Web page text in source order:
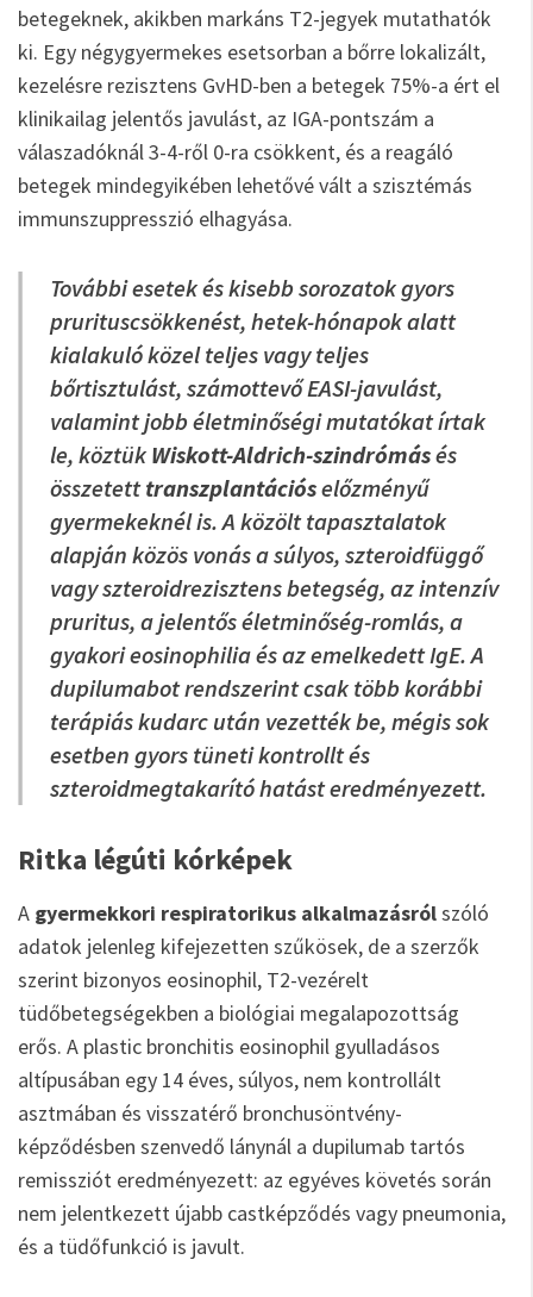
betegeknek, akikben markáns T2-jegyek mutathatók
ki. Egy négygyermekes esetsorban a bőrre lokalizált,
kezelésre rezisztens GvHD-ben a betegek 75%-a ért el
klinikailag jelentős javulást, az IGA-pontszám a
válaszadóknál 3-4-ről 0-ra csökkent, és a reagáló
betegek mindegyikében lehetővé vált a szisztémás
immunszuppresszió elhagyása.
További esetek és kisebb sorozatok gyors
prurituscsökkenést, hetek-hónapok alatt
kialakuló közel teljes vagy teljes
bőrtisztulást, számottevő EASI-javulást,
valamint jobb életminőségi mutatókat írtak
le, köztük Wiskott-Aldrich-szindrómásés
összetetttranszplantációselőzményű
gyermekeknél is. A közölt tapasztalatok
alapján közös vonás a súlyos, szteroidfüggő
vagy szteroidrezisztens betegség, az intenzív
pruritus, a jelentős életminőség-romlás, a
gyakori eosinophilia és az emelkedett IgE. A
dupilumabot rendszerint csak több korábbi
terápiás kudarc után vezették be, mégis sok
esetben gyors tüneti kontrollt és
szteroidmegtakarító hatást eredményezett.
Ritka légúti kórképek
A gyermekkori respiratorikus alkalmazásrólszóló
adatok jelenleg kifejezetten szűkösek, de a szerzők
szerint bizonyos eosinophil, T2-vezérelt
tüdőbetegségekben a biológiai megalapozottság
erős. A plastic bronchitis eosinophil gyulladásos
altípusában egy 14 éves, súlyos, nem kontrollált
asztmában és visszatérő bronchusöntvény-
képződésben szenvedő lánynál a dupilumab tartós
remissziót eredményezett: az egyéves követés során
nem jelentkezett újabb castképződés vagy pneumonia,
és a tüdőfunkció is javult.